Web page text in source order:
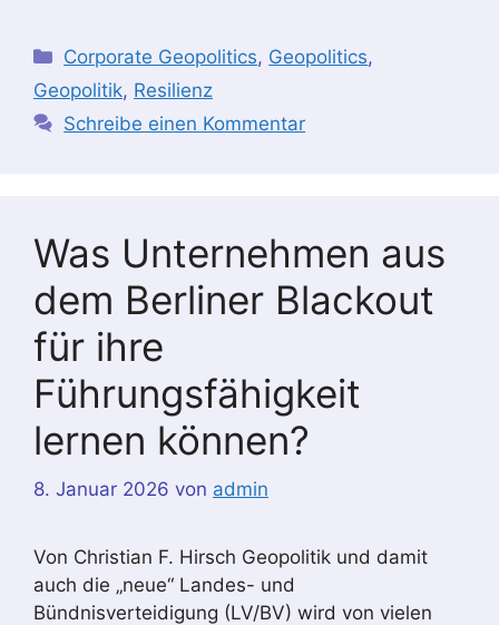
Kategorien
Corporate Geopolitics, Geopolitics,
Geopolitik, Resilienz
Schreibe einen Kommentar
Was Unternehmen aus
dem Berliner Blackout
für ihre
Führungsfähigkeit
lernen können?
8. Januar 2026 von admin
Von Christian F. Hirsch Geopolitik und damit
auch die „neue“ Landes- und
Bündnisverteidigung (LV/BV) wird von vielen